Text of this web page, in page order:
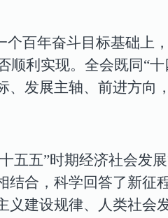
百年奋斗目标基础上
利实现。全会既同“
发展主轴、前进方向
五五”时期经济社会发
合，科学回答了新征
建设规律、人类社会